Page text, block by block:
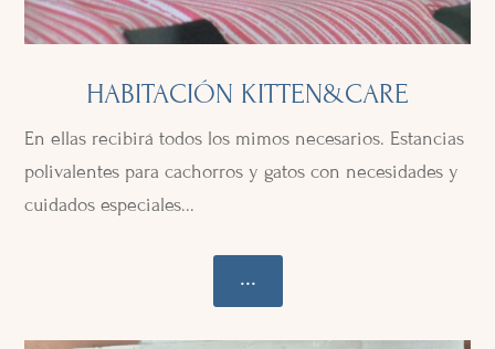
HABITACIÓN KITTEN&CARE
En ellas recibirá todos los mimos necesarios. Estancias
polivalentes para cachorros y gatos con necesidades y
cuidados especiales...
...